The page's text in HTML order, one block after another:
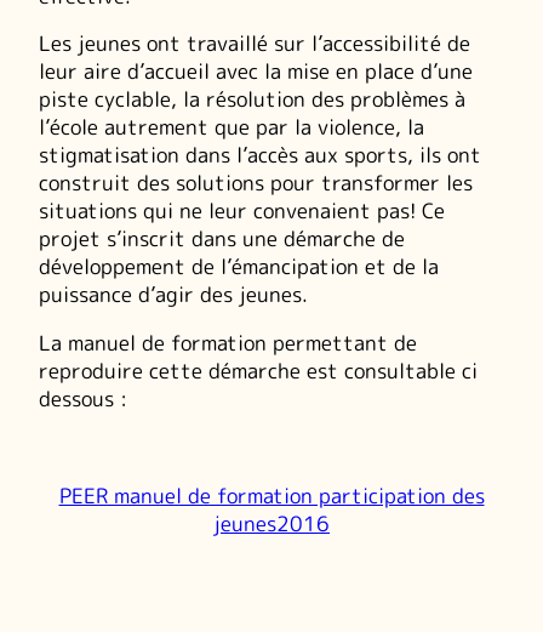
Les jeunes ont travaillé sur l’accessibilité de
leur aire d’accueil avec la mise en place d’une
piste cyclable, la résolution des problèmes à
l’école autrement que par la violence, la
stigmatisation dans l’accès aux sports, ils ont
construit des solutions pour transformer les
situations qui ne leur convenaient pas! Ce
projet s’inscrit dans une démarche de
développement de l’émancipation et de la
puissance d’agir des jeunes.
La manuel de formation permettant de
reproduire cette démarche est consultable ci
dessous :
PEER manuel de formation participation des
jeunes2016